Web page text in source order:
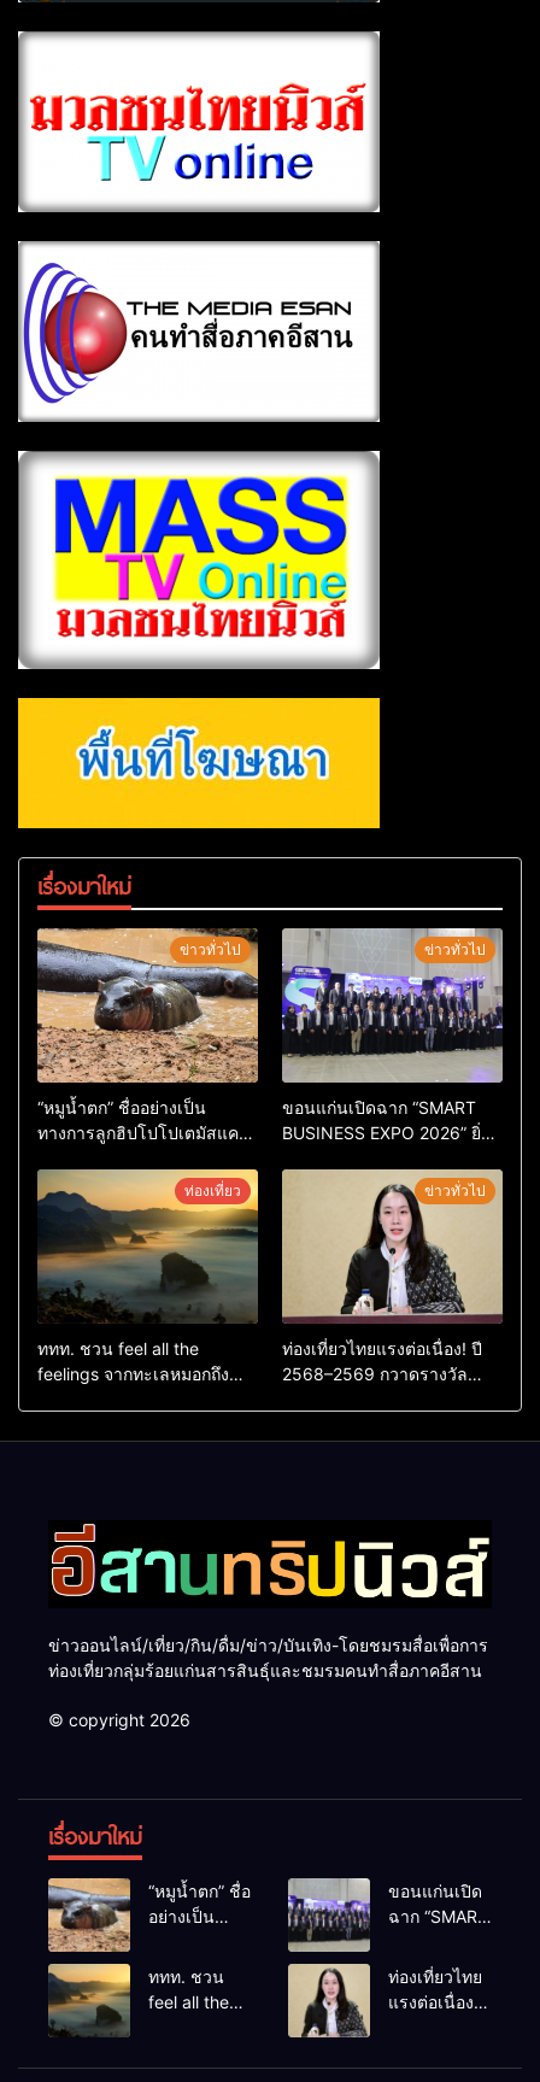
เรื่องมาใหม่
ข่าวทั่วไป
“หมูน้ำตก” ชื่ออย่างเป็น
ทางการลูกฮิปโปโปเตมัสแคระ
หลังผู้ร่วมกิจกรรมร่วมโหวต
ชนะกว่า 10,000 คะแนน
ข่าวทั่วไป
ขอนแก่นเปิดฉาก “SMART
BUSINESS EXPO 2026” ยิ่ง
ยกระดับเศรษฐกิจดิจิทัลอีสาน
ท่องเที่ยว
ททท. ชวน feel all the
feelings จากทะเลหมอกถึง
ข่าวทั่วไป
ท่องเที่ยวไทยแรงต่อเนื่อง! ปี
2568–2569 กวาดรางวัล
ข่าวออนไลน์/เที่ยว/กิน/ดื่ม/ข่าว/บันเทิง-โดยชมรมสื่อเพื่อการ
ท่องเที่ยวกลุ่มร้อยแก่นสารสินธุ์และชมรมคนทำสื่อภาคอีสาน
© copyright 2026
เรื่องมาใหม่
“หมูน้ำตก” ชื่อ
อย่างเป็น
แคระตัวใหม่
ร่วมกิจกรรม
ขอนแก่นเปิด
ฉาก “SMART
EXPO 2026”
ยิ่งใหญ่ หนุนผู้
ระดับ
ททท. ชวน
feel all the
ท่องเที่ยวไทย
แรงต่อเนื่อง!